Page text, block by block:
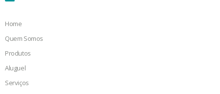
Home
Quem Somos
Produtos
Aluguel
Serviços